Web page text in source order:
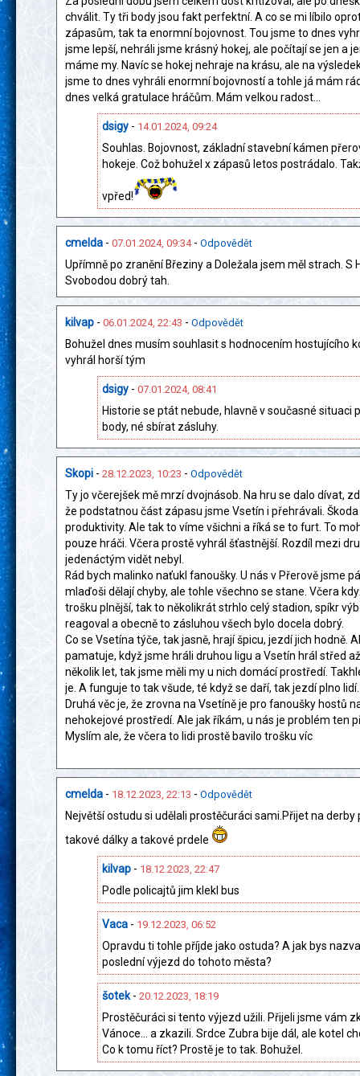
chválit. Ty tři body jsou fakt perfektní. A co se mi líbilo
zápasům, tak ta enormní bojovnost. Tou jsme to dnes
jsme lepší, nehráli jsme krásný hokej, ale počítají se jen a
máme my. Navíc se hokej nehraje na krásu, ale na
jsme to dnes vyhráli enormní bojovností a tohle já mám
dnes velká gratulace hráčům. Mám velkou radost...
dsigy - 14.01.2024, 09:24
Souhlas. Bojovnost, základní stavební kámen
hokeje. Což bohužel x zápasů letos postrádalo.
vpřed!
cmelda - 07.01.2024, 09:34- Odpovědět
Upřímně po zranění Březiny a Doležala jsem měl strach. S
Svobodou dobrý tah.
kilvap - 06.01.2024, 22:43 - Odpovědět
Bohužel dnes musím souhlasit s hodnocením hostujícího
vyhrál horší tým
dsigy - 07.01.2024, 08:41
Historie se ptát nebude, hlavně v současné situaci
body, né sbírat zásluhy.
Skopi - 28.12.2023, 10:23 - Odpovědět
Ty jo včerejšek mě mrzí dvojnásob. Na hru se dalo dívat,
že podstatnou část zápasu jsme Vsetín i přehrávali.
produktivity. Ale tak to víme všichni a říká se to furt. To
pouze hráči. Včera prostě vyhrál šťastnější. Rozdíl mezi
jedenáctým vidět nebyl.
Rád bych malinko naťukl fanoušky. U nás v Přerově jsme
mlaďoši dělají chyby, ale tohle všechno se stane. Včera
trošku plnější, tak to několikrát strhlo celý stadion, spíkr
reagoval a obecně to zásluhou všech bylo docela dobrý.
Co se Vsetína týče, tak jasně, hrají špicu, jezdí jich hodně.
pamatuje, když jsme hráli druhou ligu a Vsetín hrál střed
několik let, tak jsme měli my u nich domácí prostředí.
je. A funguje to tak všude, té když se daří, tak jezdí plno
Druhá věc je, že zrovna na Vsetíně je pro fanoušky hostů
nehokejové prostředí. Ale jak říkám, u nás je problém ten
Myslím ale, že včera to lidi prostě bavilo trošku víc
cmelda - 18.12.2023, 22:13 - Odpovědět
Největší ostudu si udělali prostěčuráci sami.Přijet na derby
takové dálky a takové prdele
kilvap - 18.12.2023, 22:47
Podle policajtů jim klekl bus
Vaca - 19.12.2023, 06:52
Opravdu ti tohle příjde jako ostuda? A jak bys
poslední výjezd do tohoto města?
šotek- 20.12.2023, 18:19
Prostěčuráci si tento výjezd užili. Přijeli jsme vám
Vánoce... a zkazili. Srdce Zubra bije dál, ale kotel
Co k tomu říct? Prostě je to tak. Bohužel.